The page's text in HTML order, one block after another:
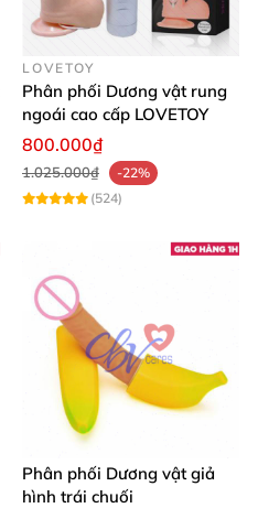
LOVETOY
Phân phối Dương vật rung
ngoái cao cấp LOVETOY
800.000₫
1.025.000₫
-22%
(524)
Phân phối Dương vật giả
hình trái chuối